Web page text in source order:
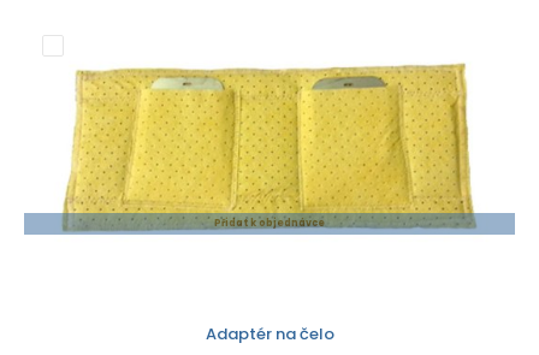
Přidat k objednávce
Adaptér na čelo